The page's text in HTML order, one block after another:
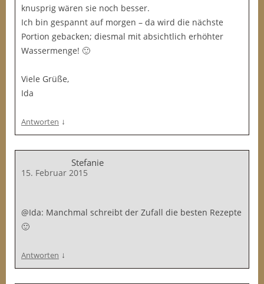
knusprig wären sie noch besser.
Ich bin gespannt auf morgen – da wird die nächste
Portion gebacken; diesmal mit absichtlich erhöhter
Wassermenge! 🙂
Viele Grüße,
Ida
Antworten ↓
Stefanie
15. Februar 2015
@Ida: Manchmal schreibt der Zufall die besten Rezepte
🙂
Antworten ↓